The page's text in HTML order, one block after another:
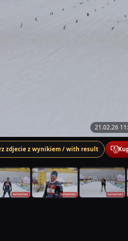
21.02.26
zdjecie z wynikiem / with result